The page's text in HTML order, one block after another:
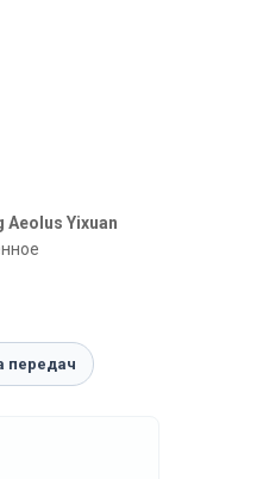
Aeolus Yixuan
передач